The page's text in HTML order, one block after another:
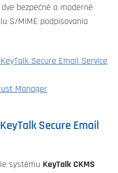
bezpečné a moderné
S/MIME podpisovania
Secure Email Service
Manager
Secure Email
systému KeyTalk CKMS